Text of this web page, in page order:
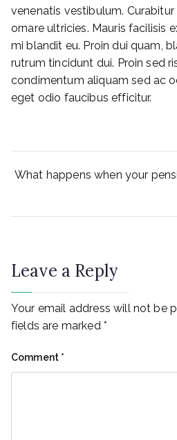
venenatis vestibulum.
ornare ultricies. Mauris facilisis
mi blandit eu. Proin dui quam,
rutrum tincidunt dui. Proin sed
condimentum aliquam sed ac
eget odio faucibus efficitur.
Post
What happens when your
Leave a Reply
Your email address will not be
fields are marked *
Comment *